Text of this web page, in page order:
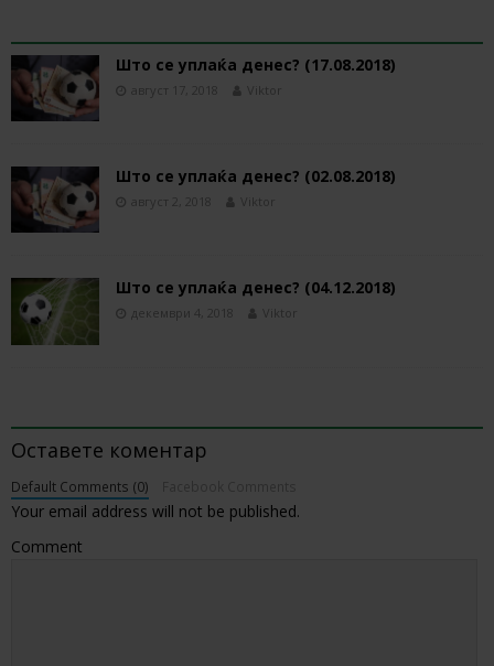
Што се уплаќа денес? (17.08.2018)
август 17, 2018 Viktor
Што се уплаќа денес? (02.08.2018)
август 2, 2018 Viktor
Што се уплаќа денес? (04.12.2018)
декември 4, 2018 Viktor
Оставете коментар
Default Comments (0)
Your email address will not be published.
Comment